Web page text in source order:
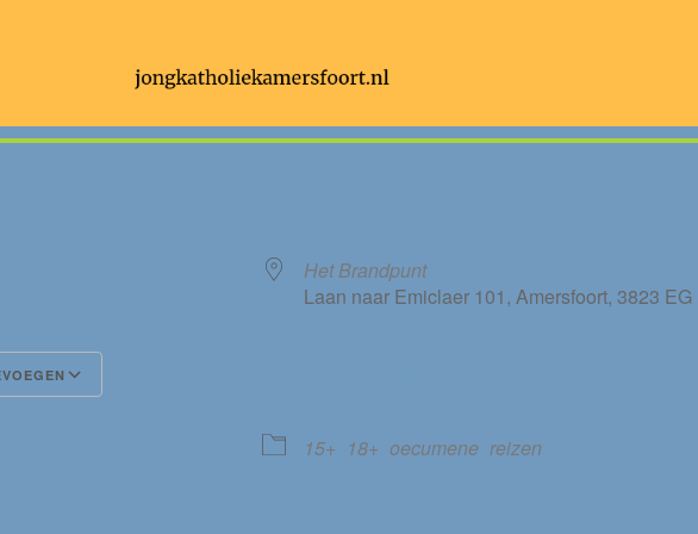
Het Brandpunt
Laan naar Emiclaer 101, Amersfoort, 3823 EG
15+ 18+ oecumene reizen